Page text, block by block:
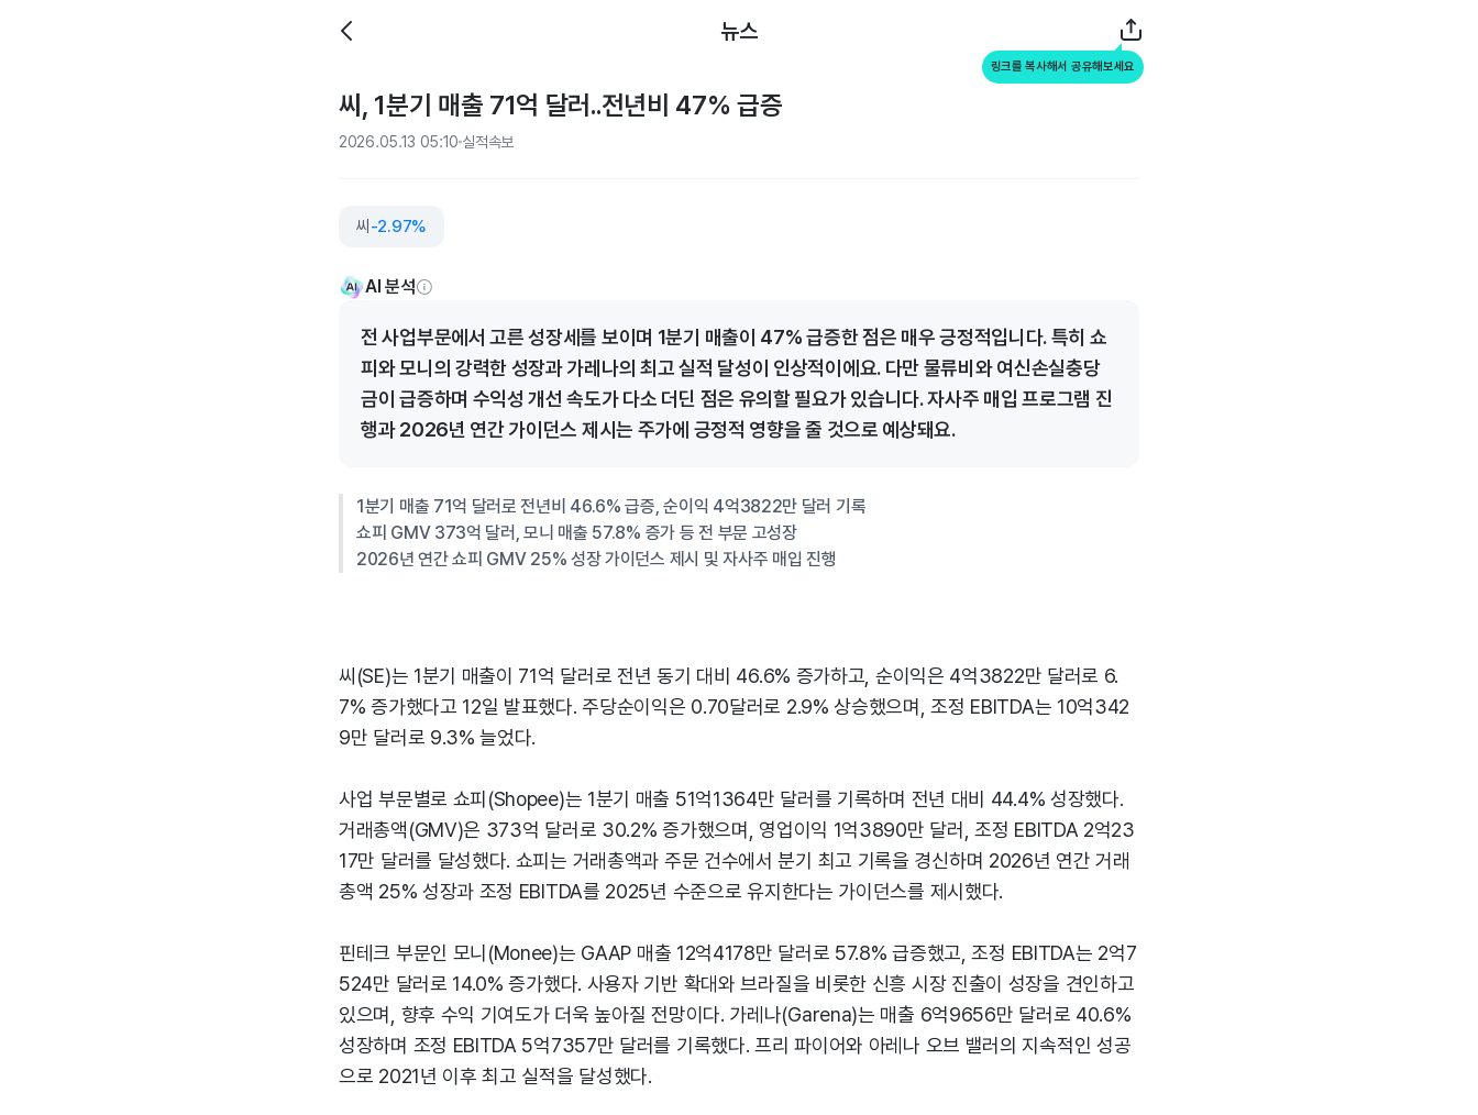
뉴스
링크를 복사해서 공유해보세요
씨, 1분기 매출 71억 달러..전년비 47% 급증
2026.05.13 05:10 실적속보
씨 -2.97%
AI 분석
전 사업부문에서 고른 성장세를 보이며 1분기 매출이 47% 급증한 점은 매우 긍정적입니다. 특히 쇼
피와 모니의 강력한 성장과 가레나의 최고 실적 달성이 인상적이에요. 다만 물류비와 여신손실충당
금이 급증하며 수익성 개선 속도가 다소 더딘 점은 유의할 필요가 있습니다. 자사주 매입 프로그램 진
행과 2026년 연간 가이던스 제시는 주가에 긍정적 영향을 줄 것으로 예상돼요.
1분기 매출 71억 달러로 전년비 46.6% 급증, 순이익 4억3822만 달러 기록
쇼피 GMV 373억 달러, 모니 매출 57.8% 증가 등 전 부문 고성장
2026년 연간 쇼피 GMV 25% 성장 가이던스 제시 및 자사주 매입 진행
씨(SE)는 1분기 매출이 71억 달러로 전년 동기 대비 46.6% 증가하고, 순이익은 4억3822만 달러로 6.
7% 증가했다고 12일 발표했다. 주당순이익은 0.70달러로 2.9% 상승했으며, 조정 EBITDA는 10억342
9만 달러로 9.3% 늘었다.
사업 부문별로 쇼피(Shopee)는 1분기 매출 51억1364만 달러를 기록하며 전년 대비 44.4% 성장했다.
거래총액(GMV)은 373억 달러로 30.2% 증가했으며, 영업이익 1억3890만 달러, 조정 EBITDA 2억23
17만 달러를 달성했다. 쇼피는 거래총액과 주문 건수에서 분기 최고 기록을 경신하며 2026년 연간 거래
총액 25% 성장과 조정 EBITDA를 2025년 수준으로 유지한다는 가이던스를 제시했다.
핀테크 부문인 모니(Monee)는 GAAP 매출 12억4178만 달러로 57.8% 급증했고, 조정 EBITDA는 2억7
524만 달러로 14.0% 증가했다. 사용자 기반 확대와 브라질을 비롯한 신흥 시장 진출이 성장을 견인하고
있으며, 향후 수익 기여도가 더욱 높아질 전망이다. 가레나(Garena)는 매출 6억9656만 달러로 40.6%
성장하며 조정 EBITDA 5억7357만 달러를 기록했다. 프리 파이어와 아레나 오브 밸러의 지속적인 성공
으로 2021년 이후 최고 실적을 달성했다.